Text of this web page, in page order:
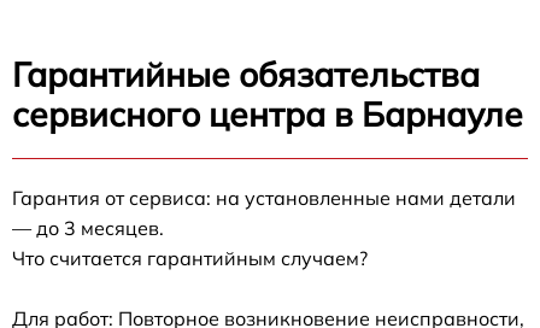
Гарантийные обязательства
сервисного центра в Барнауле
Гарантия от сервиса: на установленные нами детали
— до 3 месяцев.
Что считается гарантийным случаем?
Для работ: Повторное возникновение неисправности,